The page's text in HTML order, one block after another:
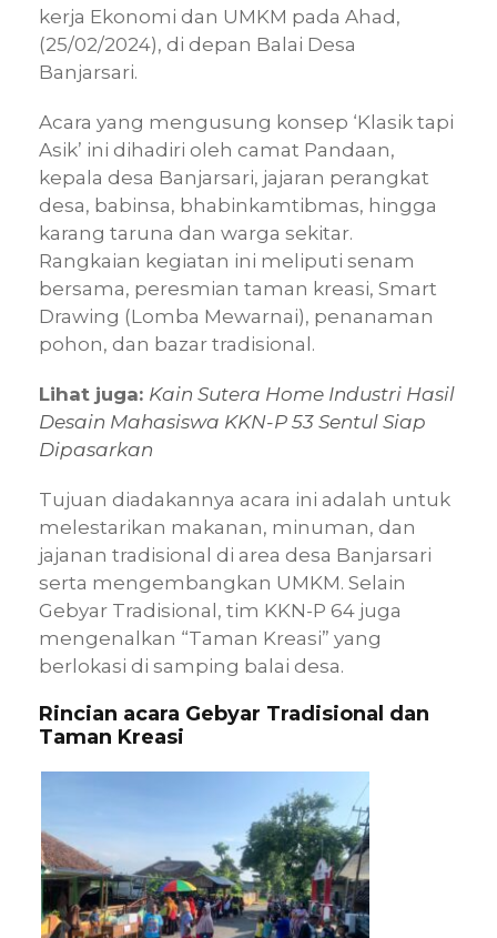
kerja Ekonomi dan UMKM pada Ahad,
(25/02/2024), di depan Balai Desa
Banjarsari.
Acara yang mengusung konsep ‘Klasik tapi
Asik’ ini dihadiri oleh camat Pandaan,
kepala desa Banjarsari, jajaran perangkat
desa, babinsa, bhabinkamtibmas, hingga
karang taruna dan warga sekitar.
Rangkaian kegiatan ini meliputi senam
bersama, peresmian taman kreasi, Smart
Drawing (Lomba Mewarnai), penanaman
pohon, dan bazar tradisional.
Lihat juga: Kain Sutera Home Industri Hasil
Desain Mahasiswa KKN-P 53 Sentul Siap
Dipasarkan
Tujuan diadakannya acara ini adalah untuk
melestarikan makanan, minuman, dan
jajanan tradisional di area desa Banjarsari
serta mengembangkan UMKM. Selain
Gebyar Tradisional, tim KKN-P 64 juga
mengenalkan “Taman Kreasi” yang
berlokasi di samping balai desa.
Rincian acara Gebyar Tradisional dan
Taman Kreasi